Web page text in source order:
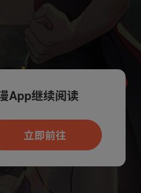
读，可打开App新用
免费看
App继续阅读
立即前往